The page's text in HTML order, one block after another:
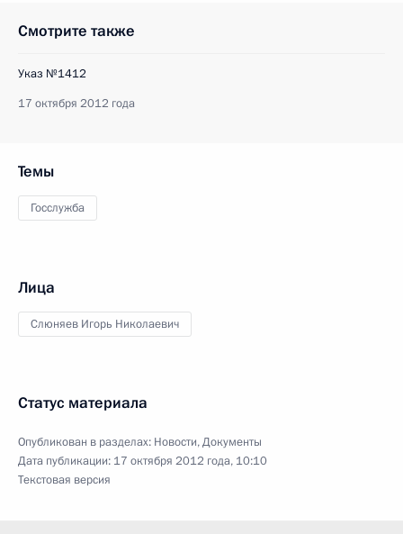
Смотрите также
Указ №1412
17 октября 2012 года
Темы
Госслужба
Лица
Слюняев Игорь Николаевич
Статус материала
Опубликован в разделах: Новости,Документы
Дата публикации: 17 октября 2012 года, 10:10
Текстовая версия